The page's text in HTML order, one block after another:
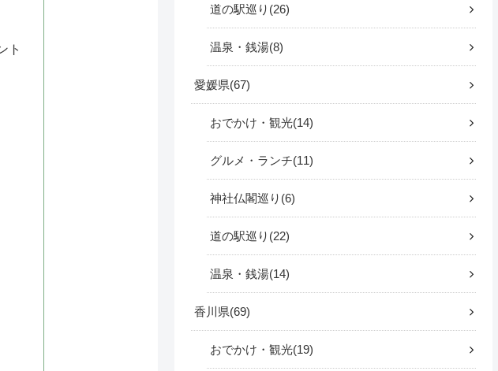
ト
道の駅巡り 26
温泉・銭湯 8
愛媛県 67
おでかけ・観光 14
グルメ・ランチ 11
神社仏閣巡り 6
道の駅巡り 22
温泉・銭湯 14
香川県 69
おでかけ・観光 19